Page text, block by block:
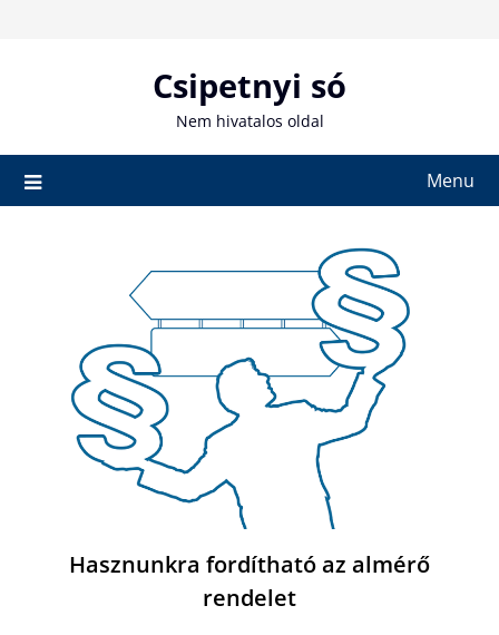
Csipetnyi só
Nem hivatalos oldal
Menu
Hasznunkra fordítható az almérő
rendelet